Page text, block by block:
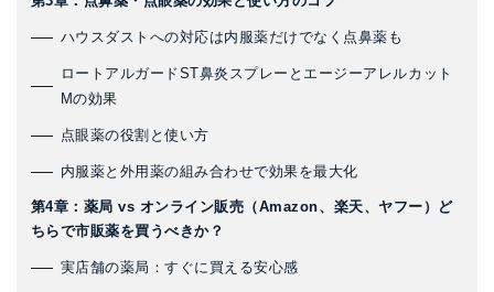
ハウスダストへの対応は内服薬だけでなく点鼻薬も
ロートアルガードST鼻炎スプレーとエージーアレルカット
Mの効果
点眼薬の役割と使い方
内服薬と外用薬の組み合わせで効果を最大化
第4章：薬局 vs オンライン販売（Amazon、楽天、ヤフー）ど
ちらで市販薬を買うべきか？
実店舗の薬局：すぐに買える安心感